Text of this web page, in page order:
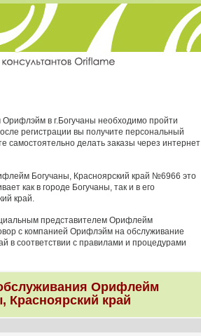
Орифлэйм в г.Богучаны необходимо пройти
регистрации вы получите персональный
самостоятельно делать заказы через интернет
Богучаны, Красноярский край №6966 это
как в городе Богучаны, так и в его
край.
представителем Орифлейм
с компанией Орифлэйм на обслуживание
в соответствии с правилами и процедурами
Орифлейм
Красноярский край